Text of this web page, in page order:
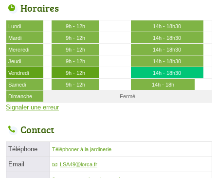
Horaires
Lundi 9h - 12h
14h - 18h30
Mardi
9h - 12h
14h - 18h30
Mercredi
9h - 12h
14h - 18h30
Jeudi
9h - 12h
14h - 18h30
Vendredi
9h - 12h
14h - 18h30
Samedi
9h - 12h
14h - 18h
Dimanche
Fermé
Signaler une erreur
Contact
Téléphone Téléphoner à la jardinerie
Email LSA49ⓐlorca.fr